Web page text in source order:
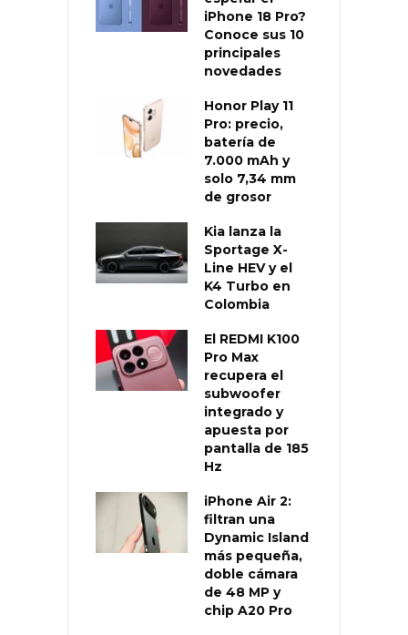
iPhone 18 Pro?
Conoce sus 10
principales
novedades
Honor Play 11
Pro: precio,
batería de
7.000 mAh y
solo 7,34 mm
de grosor
Kia lanza la
Sportage X-
Line HEV y el
K4 Turbo en
Colombia
El REDMI K100
Pro Max
recupera el
subwoofer
integrado y
apuesta por
pantalla de 185
Hz
iPhone Air 2:
filtran una
Dynamic Island
más pequeña,
doble cámara
de 48 MP y
chip A20 Pro